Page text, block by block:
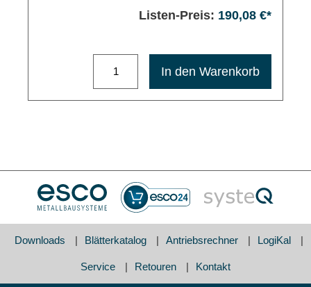
Listen-Preis: 190,08 €*
In den Warenkorb
Downloads Blätterkatalog Antriebsrechner LogiKal
Service Retouren Kontakt